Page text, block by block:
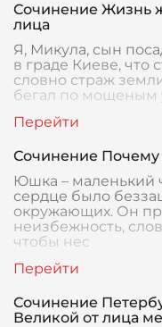
Сочинение Жизнь
лица
Я, Микула, сын
в граде Киеве, что
словно страж
бегал по мощеным
Сочинение
Юшка – маленький
сердце было
окружающих. Он
неизбежность,
чтобы нес
Сочинение
Великой от лица